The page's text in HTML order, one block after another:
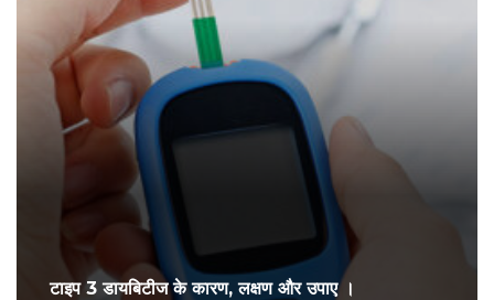
टाइप 3 डायबिटीज के कारण, लक्षण और उपाए ।